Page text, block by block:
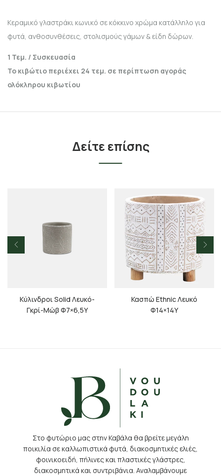
Κεραμικό γλαστράκι κωνικό σε κόκκινο χρώμα κατάλληλο για
φυτά, ανθοσυνθέσεις, στολισμούς γάμων & είδη δώρων.
1 Τεμ. / Συσκευασία
Το κιβώτιο περιέχει 24 τεμ. σε περίπτωση αγοράς
ολόκληρου κιβωτίου
Δείτε επίσης
Κύλινδροι Solid Λευκό-
Γκρί-Μώβ Φ7×6,5Υ
Κασπώ Ethnic Λευκό
Φ14×14Υ
Στο φυτώριο μας στην Καβάλα θα βρείτε μεγάλη
ποικιλία σε καλλωπιστικά φυτά, διακοσμητικές ελιές,
φοινικοειδή, πήλινες και πλαστικές γλάστρες,
διακοσμητικά και συντριβάνια. Αναλαμβάνουμε